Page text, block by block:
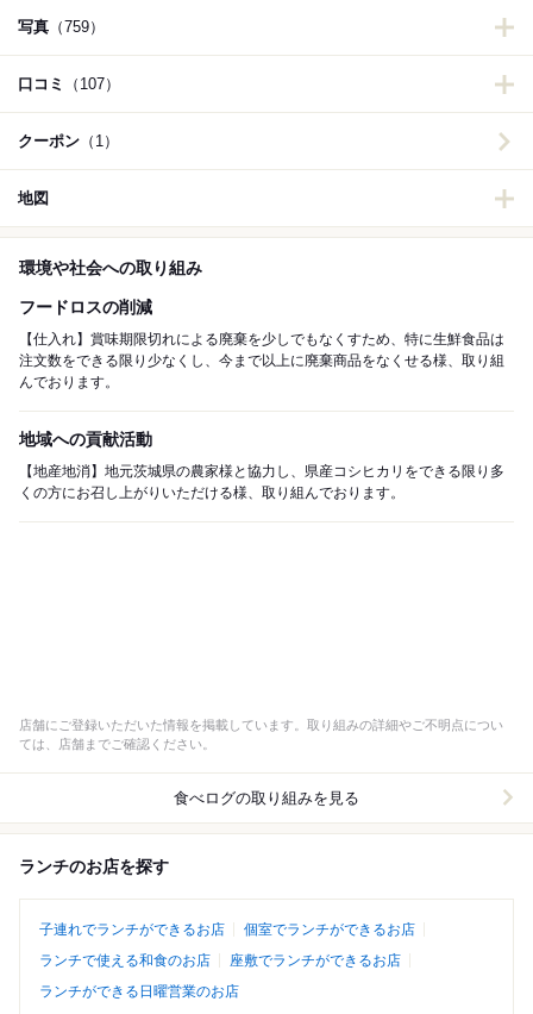
写真 （759）
口コミ （107）
クーポン （1）
地図
環境や社会への取り組み
フードロスの削減
【仕入れ】賞味期限切れによる廃棄を少しでもなくすため、特に生鮮食品は
注文数をできる限り少なくし、今まで以上に廃棄商品をなくせる様、取り組
んでおります。
地域への貢献活動
【地産地消】地元茨城県の農家様と協力し、県産コシヒカリをできる限り多
くの方にお召し上がりいただける様、取り組んでおります。
店舗にご登録いただいた情報を掲載しています。取り組みの詳細やご不明点につい
ては、店舗までご確認ください。
食べログの取り組みを見る
ランチのお店を探す
子連れでランチができるお店
個室でランチができるお店
ランチで使える和食のお店
座敷でランチができるお店
ランチができる日曜営業のお店